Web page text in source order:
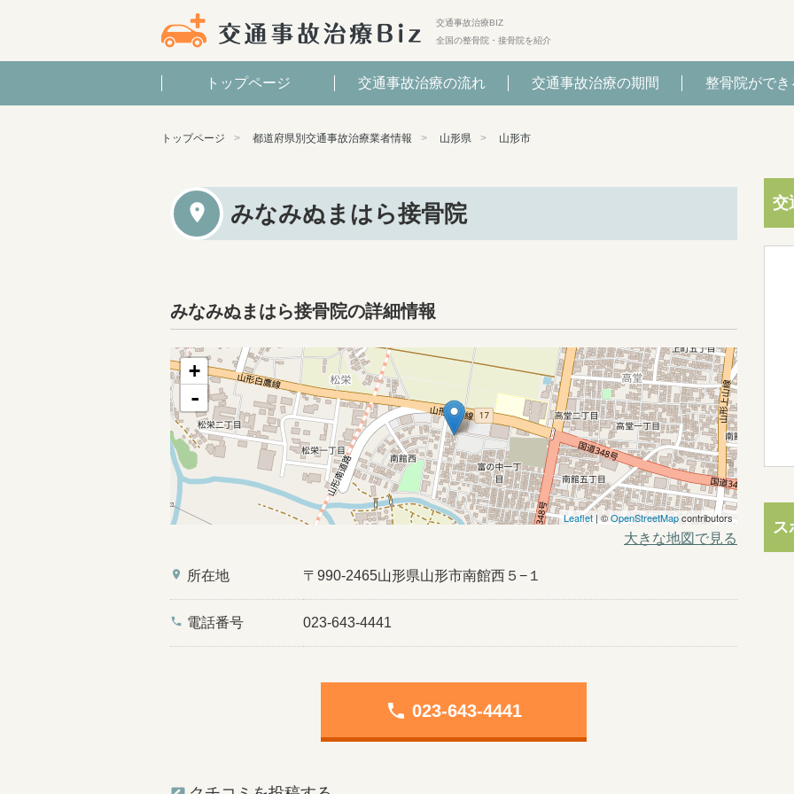
交通事故治療BIZ
全国の整骨院・接骨院を紹介
トップページ 交通事故治療の流れ 交通事故治療の期間 整骨院ができ
トップページ 都道府県別交通事故治療業者情報 山形県 山形市
みなみぬまはら接骨院
みなみぬまはら接骨院の詳細情報
+
-
Leaflet| ©OpenStreetMapcontributors
大きな地図で見る
place 所在地 〒990-2465山形県山形市南館西５−１
phone 電話番号 023-643-4441
phone 023-643-4441
交
ス